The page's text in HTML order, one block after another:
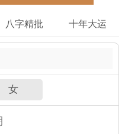
和扩大自己的交际圈。这个
收入的机会。通过认真工作
以获得更多的成功和财富。
八字精批 十年大运
女